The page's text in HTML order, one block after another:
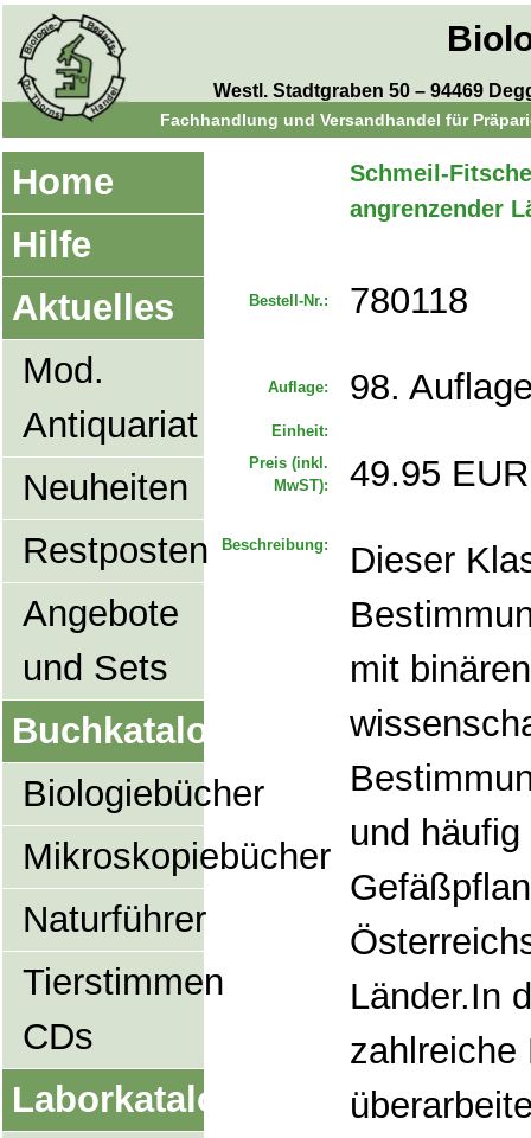
Westl. Stadtgraben 50 – 94469
Fachhandlung und Versandhandel für
Home
Hilfe
Aktuelles
Mod.
Antiquariat
Neuheiten
Restposten
Angebote
und Sets
Buchkatalog
Biologiebücher
Mikroskopiebücher
Naturführer
Tierstimmen
CDs
Laborkatalog
Schmeil-
angrenzender
Bestell-Nr.: 780118
Auflage: 98.
Einheit:
Preis (inkl.
MwST):
49.95 EUR
Beschreibung:
Dieser
mit
und
Länder.In
zahlreiche